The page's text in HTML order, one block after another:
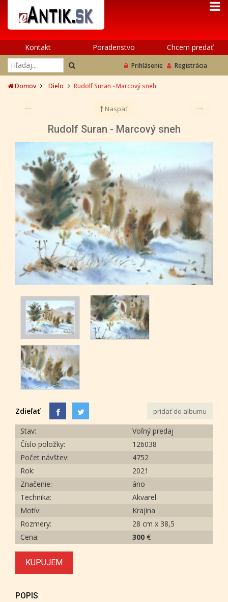
Kontakt Poradenstvo Chcem predať
Prihlásenie Registrácia
Domov Dielo Rudolf Suran - Marcový sneh
Naspäť
Rudolf Suran - Marcový sneh
Zdieľať pridať do albumu
Stav:
Voľný predaj
Číslo položky:
126038
Počet návštev:
4752
Rok:
2021
Značenie:
áno
Technika:
Akvarel
Motív:
Krajina
Rozmery:
28 cm x 38,5
Cena:
300 €
KUPUJEM
POPIS